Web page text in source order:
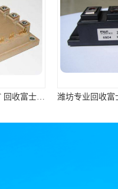
潍坊专业回收富士IGBT 回收富士模块 免费上门回收